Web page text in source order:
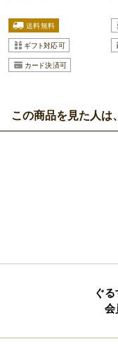
この商品を見た人は
ぐ
会